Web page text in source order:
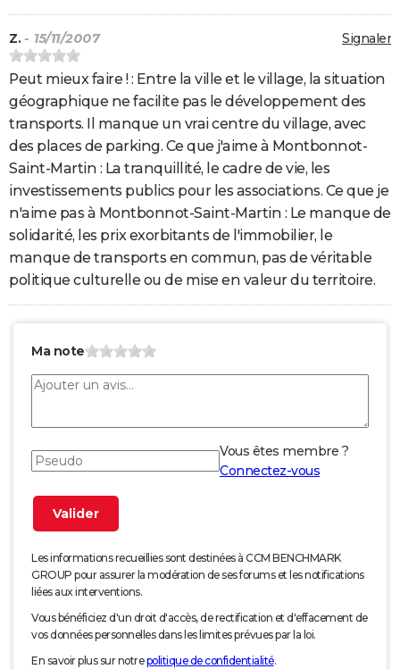
Signaler
Z. - 15/11/2007
Peut mieux faire ! : Entre la ville et le village, la situation
géographique ne facilite pas le développement des
transports. Il manque un vrai centre du village, avec
des places de parking. Ce que j'aime à Montbonnot-
Saint-Martin : La tranquillité, le cadre de vie, les
investissements publics pour les associations. Ce que je
n'aime pas à Montbonnot-Saint-Martin : Le manque de
solidarité, les prix exorbitants de l'immobilier, le
manque de transports en commun, pas de véritable
politique culturelle ou de mise en valeur du territoire.
Ma note
Vous êtes membre ?
Connectez-vous
Les informations recueillies sont destinées à CCM BENCHMARK
GROUP pour assurer la modération de ses forums et les notifications
liées aux interventions.
Vous bénéficiez d'un droit d'accès, de rectification et d'effacement de
vos données personnelles dans les limites prévues par la loi.
En savoir plus sur notrepolitique de confidentialité.